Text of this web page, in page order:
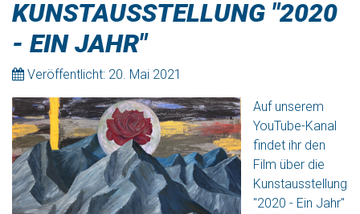
KUNSTAUSSTELLUNG "2020
- EIN JAHR"
Veröffentlicht: 20. Mai 2021
Auf unserem
YouTube-Kanal
findet ihr den
Film über die
Kunstausstellung
"2020 - Ein Jahr"